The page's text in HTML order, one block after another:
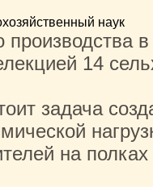
наук
14
задача
на